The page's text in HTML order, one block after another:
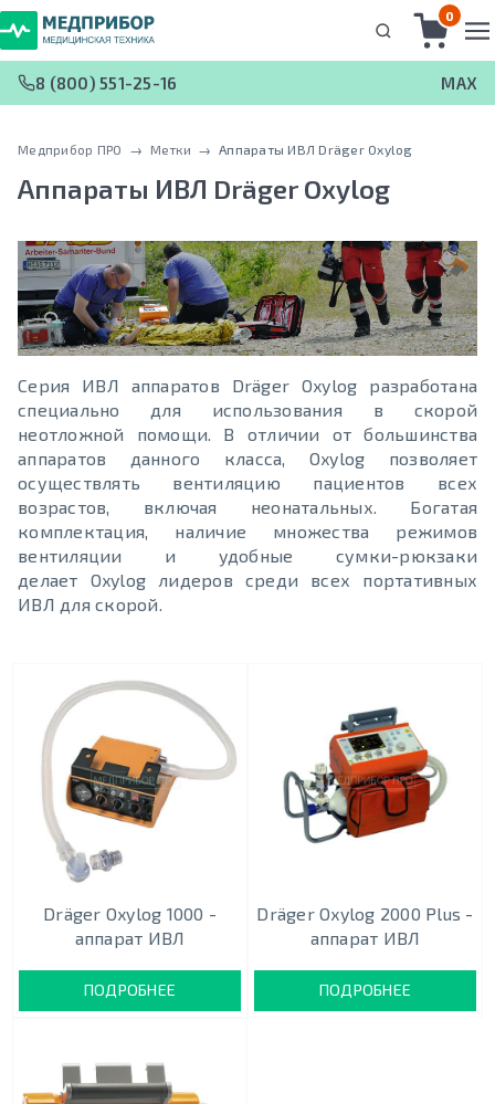
0
8 (800) 551-25-16 MAX
Медприбор ПРО → Метки → Аппараты ИВЛ Dräger Oxylog
Аппараты ИВЛ Dräger Oxylog
Серия ИВЛ аппаратов Dräger Oxylog разработана
специально для использования в скорой
неотложной помощи. В отличии от большинства
аппаратов данного класса, Oxylog позволяет
осуществлять вентиляцию пациентов всех
возрастов, включая неонатальных. Богатая
комплектация, наличие множества режимов
вентиляции и удобные сумки-рюкзаки
делает Oxylog лидеров среди всех портативных
ИВЛ для скорой.
Dräger Oxylog 1000 -
аппарат ИВЛ
ПОДРОБНЕЕ
Dräger Oxylog 2000 Plus -
аппарат ИВЛ
ПОДРОБНЕЕ